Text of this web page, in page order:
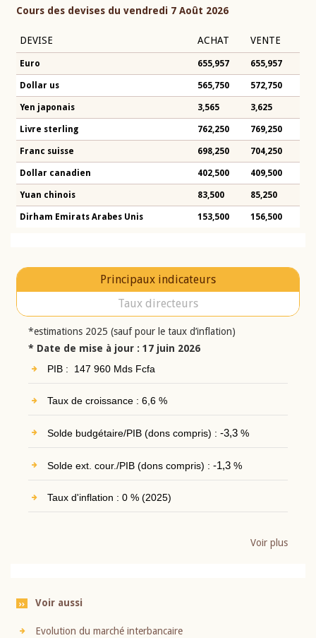
Cours des devises du vendredi 7 Août 2026
DEVISE ACHAT VENTE
Euro 655,957 655,957
Dollar us 565,750 572,750
Yen japonais 3,565 3,625
Livre sterling 762,250 769,250
Franc suisse 698,250 704,250
Dollar canadien 402,500 409,500
Yuan chinois 83,500 85,250
Dirham Emirats Arabes Unis 153,500 156,500
Principaux indicateurs
Taux directeurs
*estimations 2025 (sauf pour le taux d’inflation)
* Date de mise à jour : 17 juin 2026
PIB : 147 960 Mds Fcfa
Taux de croissance : 6,6 %
Solde budgétaire/PIB (dons compris) : -3,3%
Solde ext. cour./PIB (dons compris) : -1,3%
Taux d'inflation : 0 % (2025)
Voir plus
Voir aussi
Evolution du marché interbancaire